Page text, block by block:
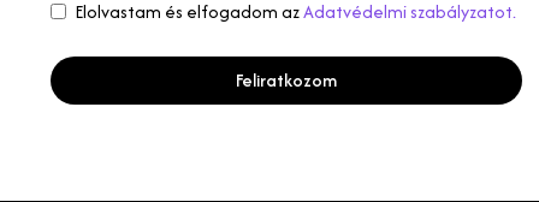
Elolvastam és elfogadom azAdatvédelmi szabályzatot.
Feliratkozom